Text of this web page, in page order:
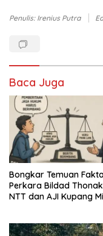
Penulis: Irenius Putra
Baca Juga
Bongkar Temuan
Perkara Bildad
NTT dan AJI Kupang